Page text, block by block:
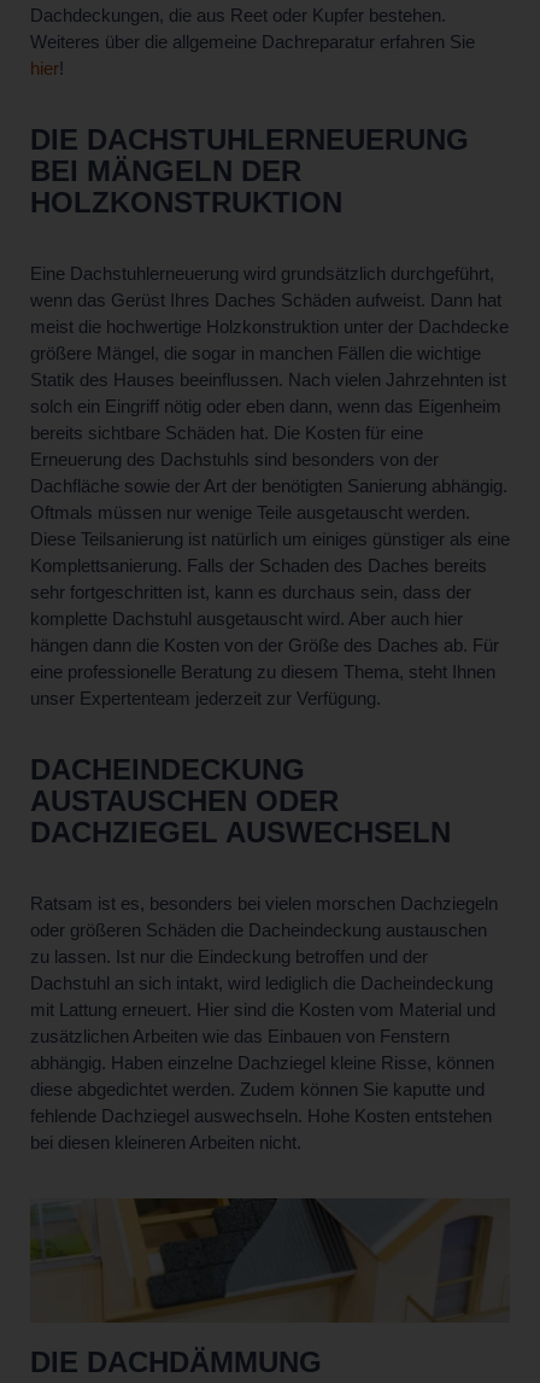
Dachdeckungen, die aus Reet oder Kupfer bestehen.
Weiteres über die allgemeine Dachreparatur erfahren Sie
hier!
DIE DACHSTUHL­ERNEUERUNG
BEI MÄNGELN DER
HOLZKONSTRUKTION
Eine Dachstuhlerneuerung wird grundsätzlich durchgeführt,
wenn das Gerüst Ihres Daches Schäden aufweist. Dann hat
meist die hochwertige Holzkonstruktion unter der Dachdecke
größere Mängel, die sogar in manchen Fällen die wichtige
Statik des Hauses beeinflussen. Nach vielen Jahrzehnten ist
solch ein Eingriff nötig oder eben dann, wenn das Eigenheim
bereits sichtbare Schäden hat. Die Kosten für eine
Erneuerung des Dachstuhls sind besonders von der
Dachfläche sowie der Art der benötigten Sanierung abhängig.
Oftmals müssen nur wenige Teile ausgetauscht werden.
Diese Teilsanierung ist natürlich um einiges günstiger als eine
Komplettsanierung. Falls der Schaden des Daches bereits
sehr fortgeschritten ist, kann es durchaus sein, dass der
komplette Dachstuhl ausgetauscht wird. Aber auch hier
hängen dann die Kosten von der Größe des Daches ab. Für
eine professionelle Beratung zu diesem Thema, steht Ihnen
unser Expertenteam jederzeit zur Verfügung.
DACHEINDECKUNG
AUSTAUSCHEN ODER
DACHZIEGEL AUSWECHSELN
Ratsam ist es, besonders bei vielen morschen Dachziegeln
oder größeren Schäden die Dacheindeckung austauschen
zu lassen. Ist nur die Eindeckung betroffen und der
Dachstuhl an sich intakt, wird lediglich die Dacheindeckung
mit Lattung erneuert. Hier sind die Kosten vom Material und
zusätzlichen Arbeiten wie das Einbauen von Fenstern
abhängig. Haben einzelne Dachziegel kleine Risse, können
diese abgedichtet werden. Zudem können Sie kaputte und
fehlende Dachziegel auswechseln. Hohe Kosten entstehen
bei diesen kleineren Arbeiten nicht.
DIE DACHDÄMMUNG